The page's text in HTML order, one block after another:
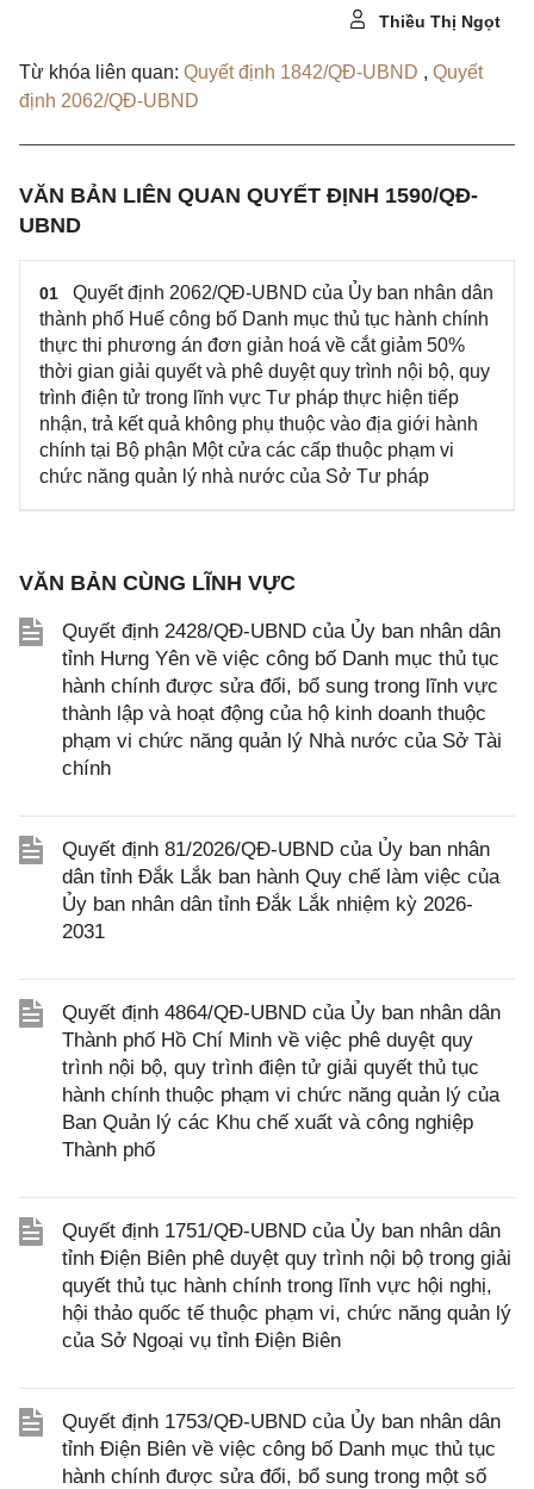
Thiều Thị Ngọt
Từ khóa liên quan: Quyết định 1842/QĐ-UBND , Quyết
định 2062/QĐ-UBND
VĂN BẢN LIÊN QUAN QUYẾT ĐỊNH 1590/QĐ-
UBND
01
Quyết định 2062/QĐ-UBND của Ủy ban nhân dân
thành phố Huế công bố Danh mục thủ tục hành chính
thực thi phương án đơn giản hoá về cắt giảm 50%
thời gian giải quyết và phê duyệt quy trình nội bộ, quy
trình điện tử trong lĩnh vực Tư pháp thực hiện tiếp
nhận, trả kết quả không phụ thuộc vào địa giới hành
chính tại Bộ phận Một cửa các cấp thuộc phạm vi
chức năng quản lý nhà nước của Sở Tư pháp
VĂN BẢN CÙNG LĨNH VỰC
Quyết định 2428/QĐ-UBND của Ủy ban nhân dân
tỉnh Hưng Yên về việc công bố Danh mục thủ tục
hành chính được sửa đổi, bổ sung trong lĩnh vực
thành lập và hoạt động của hộ kinh doanh thuộc
phạm vi chức năng quản lý Nhà nước của Sở Tài
chính
Quyết định 81/2026/QĐ-UBND của Ủy ban nhân
dân tỉnh Đắk Lắk ban hành Quy chế làm việc của
Ủy ban nhân dân tỉnh Đắk Lắk nhiệm kỳ 2026-
2031
Quyết định 4864/QĐ-UBND của Ủy ban nhân dân
Thành phố Hồ Chí Minh về việc phê duyệt quy
trình nội bộ, quy trình điện tử giải quyết thủ tục
hành chính thuộc phạm vi chức năng quản lý của
Ban Quản lý các Khu chế xuất và công nghiệp
Thành phố
Quyết định 1751/QĐ-UBND của Ủy ban nhân dân
tỉnh Điện Biên phê duyệt quy trình nội bộ trong giải
quyết thủ tục hành chính trong lĩnh vực hội nghị,
hội thảo quốc tế thuộc phạm vi, chức năng quản lý
của Sở Ngoại vụ tỉnh Điện Biên
Quyết định 1753/QĐ-UBND của Ủy ban nhân dân
tỉnh Điện Biên về việc công bố Danh mục thủ tục
hành chính được sửa đổi, bổ sung trong một số